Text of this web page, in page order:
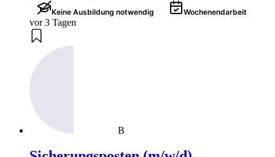
Keine Ausbildung notwendig Wochenendarbeit
vor 3 Tagen
B